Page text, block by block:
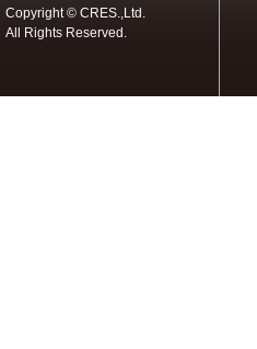
Copyright © CRES.,Ltd.
All Rights Reserved.